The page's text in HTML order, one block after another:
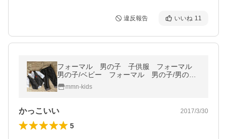
違反報告 いいね 11
フォーマル 男の子 子供服 フォーマル
男の子/ベビー フォーマル 男の子/男の
子 フォーマル 韓国子供服 発表会 七五
三 卒園式 入園式
mmn-kids
かっこいい 2017/3/30
5